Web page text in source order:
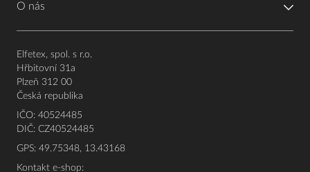
O nás
Elfetex, spol. s r.o.
Hřbitovní 31a
Plzeň 312 00
Česká republika
IČO: 40524485
DIČ: CZ40524485
GPS: 49.75348, 13.43168
Kontakt e-shop: